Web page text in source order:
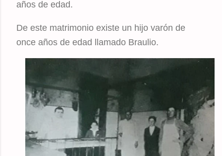
años de edad.
De este matrimonio existe un hijo varón de
once años de edad llamado Braulio.